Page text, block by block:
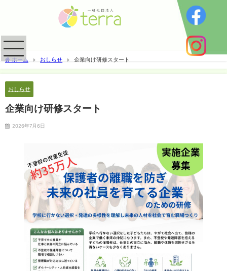
ホーム おしらせ 企業向け研修スタート
おしらせ
企業向け研修スタート
2026年7月6日